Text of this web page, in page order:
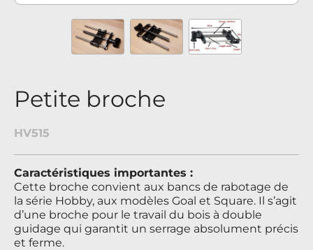
Petite broche
HV515
Caractéristiques importantes :
Cette broche convient aux bancs de rabotage de
la série Hobby, aux modèles Goal et Square. Il s’agit
d’une broche pour le travail du bois à double
guidage qui garantit un serrage absolument précis
et ferme.